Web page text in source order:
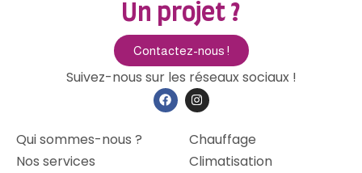
Un projet ?
Contactez-nous !
Suivez-nous sur les réseaux sociaux !
Qui sommes-nous ?
Nos services
Chauffage
Climatisation